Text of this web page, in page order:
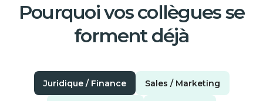
Pourquoi vos collègues se
forment déjà
Juridique / Finance Sales / Marketing